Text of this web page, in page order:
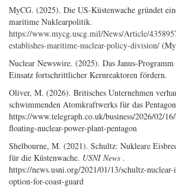
MyCG. (2025). Die US-Küstenwache gründet
maritime Nuklearpolitik.
https://www.mycg.uscg.mil/News/Article/
establishes-maritime-nuclear-policy-division/
Nuclear Newswire. (2025). Das Janus-
Einsatz fortschrittlicher Kernreaktoren fördern.
Oliver, M. (2026). Britisches Unternehmen
schwimmenden Atomkraftwerks für das
https://www.telegraph.co.uk/business/2026/02/
floating-nuclear-power-plant-pentagon
Shelbourne, M. (2021). Schultz: Nukleare
für die Küstenwache. USNI News .
https://news.usni.org/2021/01/13/schultz-nuclear-
option-for-coast-guard